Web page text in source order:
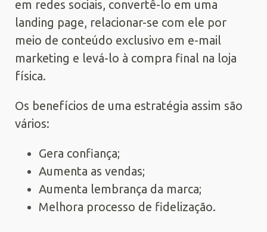
em redes sociais, convertê-lo em uma
landing page, relacionar-se com ele por
meio de conteúdo exclusivo em e-mail
marketing e levá-lo à compra final na loja
física.
Os benefícios de uma estratégia assim são
vários:
Gera confiança;
Aumenta as vendas;
Aumenta lembrança da marca;
Melhora processo de fidelização.